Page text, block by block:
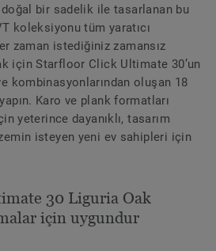
bir sadelik ile tasarlanan bu
koleksiyonu tüm yaratıcı
zaman istediğiniz zamansız
için Starfloor Click Ultimate 30’un
kombinasyonlarından oluşan 18
Karo ve plank formatları
yeterince dayanıklı, tasarım
isteyen yeni ev sahipleri için
30 Liguria Oak
için uygundur